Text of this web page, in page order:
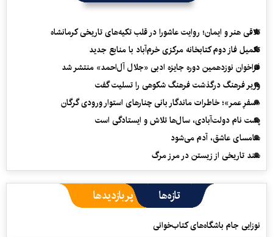
تلاقی هنر و ایمان؛ روایت عاشورا در قلب تکیه‌های تاریخی کرمانشاه
تکمیل فاز دوم کتابخانه مرکزی خرم‌آباد با منابع جدید
فراخوان نوزدهمین دوره جایزه ادبی «جلال آل‌احمد» منتشر شد
وزیر فرهنگ درگذشت فرهنگ شکوهی را تسلیت گفت
«سفرِ عمر»؛ خاطرات ماندگار بانی چنارهای استوار ورودی گرگان
پشت نام دولت‌آبادی، سال‌ها تلاش و ایستادگی است
سامسای عاشق، آدم می‌شود
سند تاریخی از زیستن در مرز مرگ
تازه‌ها پربازدیدها
نوزایی جام باشگاه‌های کتاب‌خوانی